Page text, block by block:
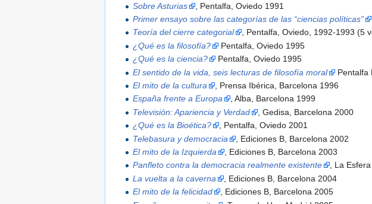
Sobre Asturias
, Pentalfa, Oviedo 1991
Primer ensayo sobre las categorías de las “ciencias políticas”
Teoría del cierre categorial
, Pentalfa, Oviedo, 1992-1993 (5
¿Qué es la filosofía?
Pentalfa, Oviedo 1995
¿Qué es la ciencia?
Pentalfa, Oviedo 1995
El sentido de la vida, seis lecturas de filosofía moral
Pentalfa
El mito de la cultura
, Prensa Ibérica, Barcelona 1996
España frente a Europa
, Alba, Barcelona 1999
Televisión: Apariencia y Verdad
, Gedisa, Barcelona 2000
¿Qué es la Bioética?
, Pentalfa, Oviedo 2001
Telebasura y democracia
, Ediciones B, Barcelona 2002
El mito de la Izquierda
, Ediciones B, Barcelona 2003
Panfleto contra la democracia realmente existente
, La
La vuelta a la caverna
, Ediciones B, Barcelona 2004
El mito de la felicidad
, Ediciones B, Barcelona 2005